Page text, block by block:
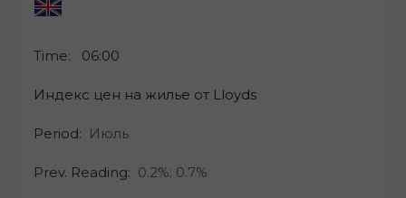
Time: 06:00
Индекс цен на жилье от Lloyds
Period: Июль
Prev. Reading: 0.2%; 0.7%